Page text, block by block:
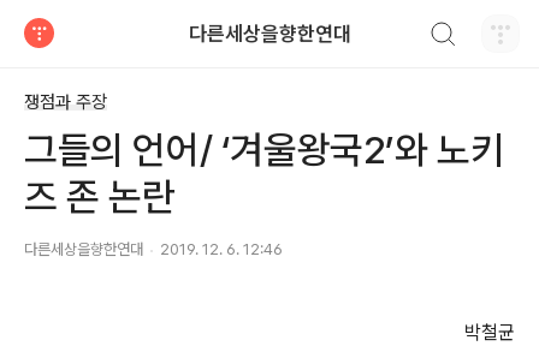
다른세상을향한연대
쟁점과 주장
그들의 언어/ ‘겨울왕국2’와 노키
즈 존 논란
다른세상을향한연대 2019. 12. 6. 12:46
박철균